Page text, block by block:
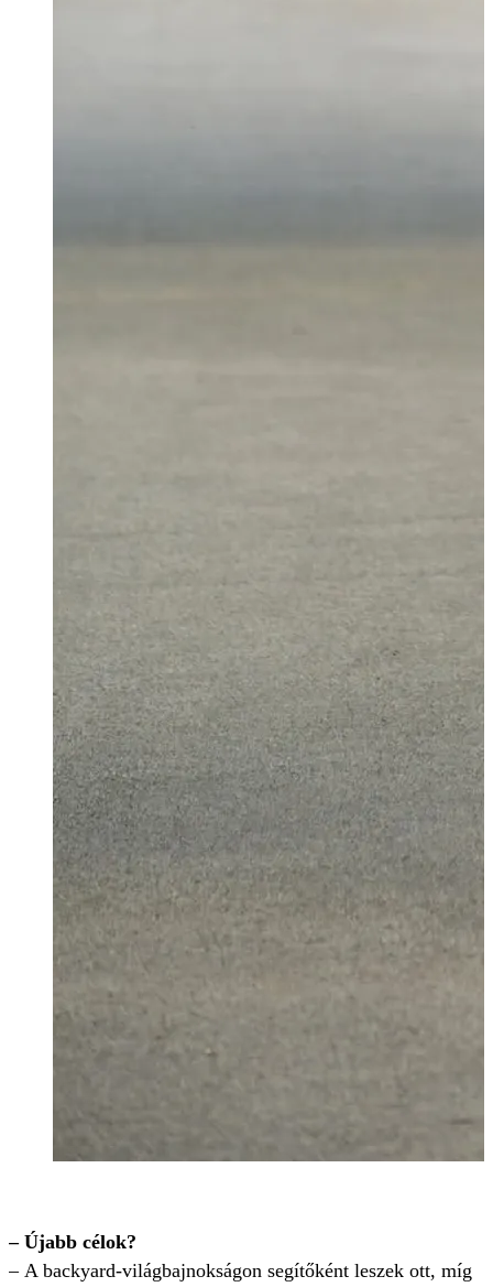
– Újabb célok?
– A backyard-világbajnokságon segítőként leszek ott, míg